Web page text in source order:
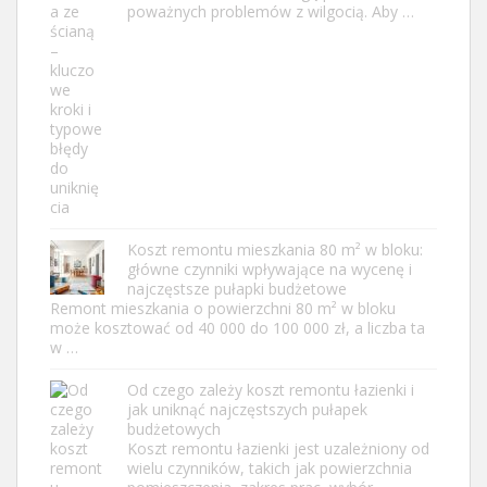
poważnych problemów z wilgocią. Aby …
Koszt remontu mieszkania 80 m² w bloku:
główne czynniki wpływające na wycenę i
najczęstsze pułapki budżetowe
Remont mieszkania o powierzchni 80 m² w bloku
może kosztować od 40 000 do 100 000 zł, a liczba ta
w …
Od czego zależy koszt remontu łazienki i
jak uniknąć najczęstszych pułapek
budżetowych
Koszt remontu łazienki jest uzależniony od
wielu czynników, takich jak powierzchnia